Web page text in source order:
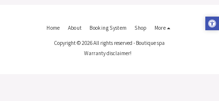
Home About Booking System Shop More
Copyright © 2026 All rights reserved - Boutique spa
Warranty disclaimer!